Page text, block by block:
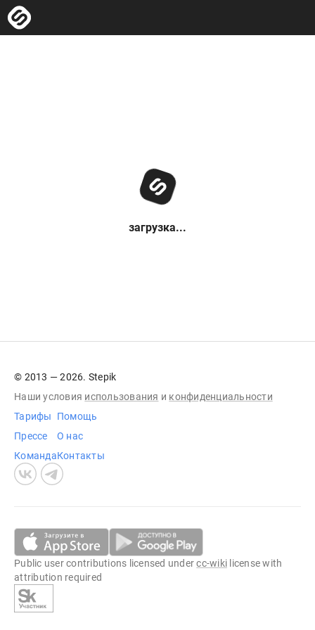
загрузка...
© 2013 — 2026. Stepik
Наши условия использования и конфиденциальности
Тарифы
Прессе
Команда
Помощь
О нас
Контакты
Public user contributions licensed undercc-wiki license with
attribution required